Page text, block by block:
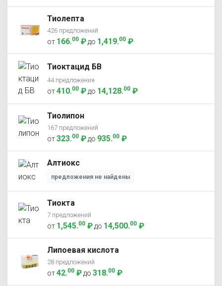
Тиолепта
426 предложений
от 166.00 ₽ до 1,419.00 ₽
Тиоктацид БВ
44 предложения
от410.00 ₽ до 14,128.00 ₽
Тиолипон
167 предложений
от323.00 ₽ до 935.00 ₽
Алтиокс
предложения не найдены
Тиокта
7 предложений
от 1,545.00 ₽ до 14,500.00 ₽
Липоевая кислота
28 предложений
от42.00 ₽ до 318.00 ₽